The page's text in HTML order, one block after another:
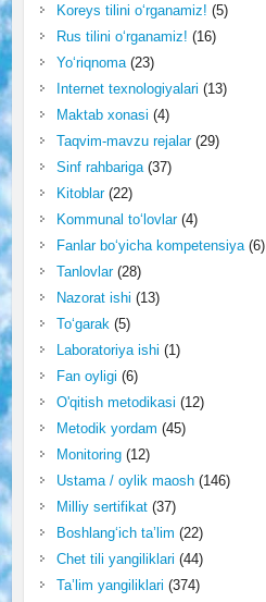
Koreys tilini o‘rganamiz! (5)
Rus tilini o‘rganamiz! (16)
Yo‘riqnoma(23)
Internet texnologiyalari (13)
Maktab xonasi (4)
Taqvim-mavzu rejalar(29)
Sinf rahbariga(37)
Kitoblar(22)
Kommunal to‘lovlar(4)
Fanlar bo‘yicha kompetensiya(6)
Tanlovlar(28)
Nazorat ishi (13)
To‘garak (5)
Laboratoriya ishi (1)
Fan oyligi (6)
O'qitish metodikasi (12)
Metodik yordam (45)
Monitoring(12)
Ustama / oylik maosh(146)
Milliy sertifikat(37)
Boshlang‘ich ta’lim (22)
Chet tili yangiliklari (44)
Ta’lim yangiliklari (374)